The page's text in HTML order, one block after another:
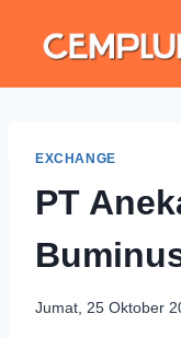
EXCHANGE
PT
Jumat, 25 Oktober